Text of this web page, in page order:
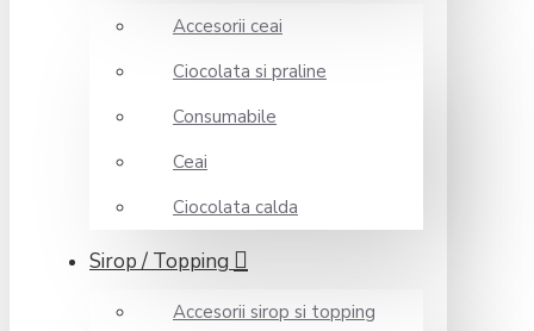
Accesorii ceai
Ciocolata si praline
Consumabile
Ceai
Ciocolata calda
Sirop / Topping
Accesorii sirop si topping